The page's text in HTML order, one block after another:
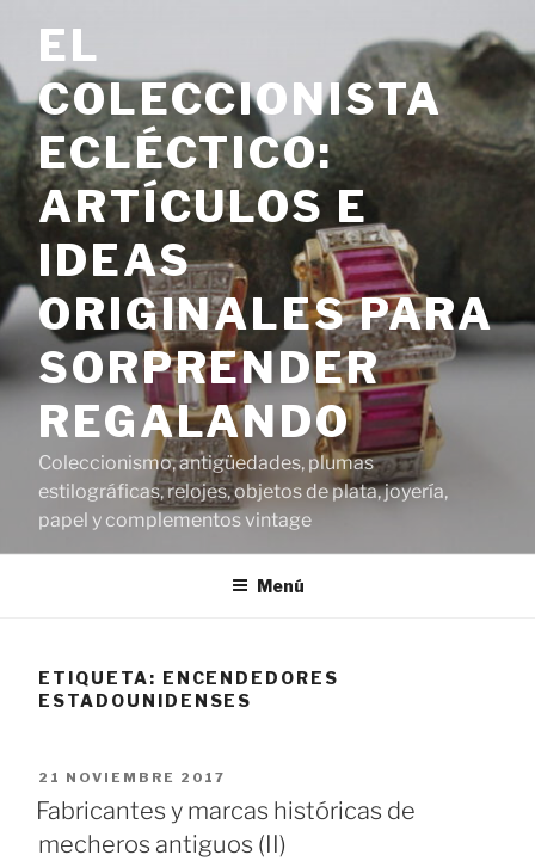
contenido
EL
COLECCIONISTA
ECLÉCTICO:
ARTÍCULOS E
IDEAS
ORIGINALES PARA
SORPRENDER
REGALANDO
Coleccionismo, antigüedades, plumas
estilográficas, relojes, objetos de plata, joyería,
papel y complementos vintage
Menú
ETIQUETA: ENCENDEDORES
ESTADOUNIDENSES
PUBLICADO
EL
21 NOVIEMBRE 2017
Fabricantes y marcas históricas de
mecheros antiguos (II)